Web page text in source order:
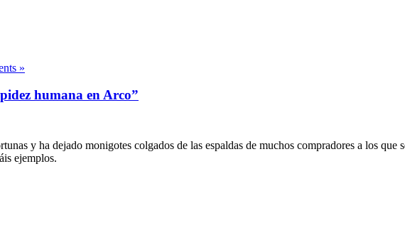
»
humana en Arco”
y ha dejado monigotes colgados de las espaldas de muchos compradores a los que
ejemplos.